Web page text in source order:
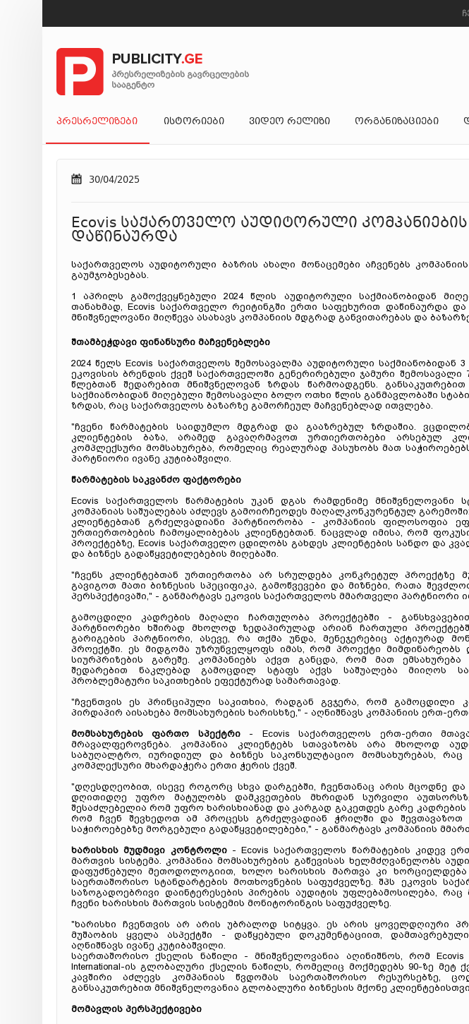
ᲞᲠᲔᲡᲠᲔᲚᲘᲖᲔᲑᲘ ᲘᲡᲢᲝᲠᲘᲔᲑᲘ ᲕᲘᲓᲔᲝ ᲠᲔᲚᲘᲖᲘ ᲝᲠᲒᲐᲜᲘᲖᲐᲪᲘᲔᲑᲘ
30/04/2025
Ecovis საქართველო აუდიტორული
დაწინაურდა
საქართველოს აუდიტორული ბაზრის ახალი მონაცემები აჩვენებს
გაუმჯობესებას.
1 აპრილს გამოქვეყნებული 2024 წლის აუდიტორული საქმიანობიდან
თანახმად, Ecovis საქართველო რეიტინგში ერთი საფეხურით დაწინაურდა
მნიშვნელოვანი მიღწევა ასახავს კომპანიის მდგრად განვითარებას და
შთამბეჭდავი ფინანსური მაჩვენებლები
2024 წელს Ecovis საქართველოს შემოსავალმა აუდიტორული
ეკოვისის ბრენდის ქვეშ საქართველოში გენერირებული ჯამური შემოსავალი
წლებთან შედარებით მნიშვნელოვან ზრდას წარმოადგენს.
საქმიანობიდან მიღებული შემოსავალი ბოლო ოთხი წლის განმავლობაში
ზრდას, რაც საქართველოს ბაზარზე გამორჩეულ მაჩვენებლად ითვლება.
"ჩვენი წარმატების საიდუმლო მდგრად და გააზრებულ ზრდაშია.
კლიენტების ბაზა, არამედ გავაღრმავოთ ურთიერთობები არსებულ
კომპლექსური მომსახურება, რომელიც რეალურად პასუხობს მათ
პარტნიორი ივანე კუტიბაშვილი.
წარმატების საკვანძო ფაქტორები
Ecovis საქართველოს წარმატების უკან დგას რამდენიმე მნიშვნელოვანი
კომპანიას საშუალებას აძლევს გამოირჩეოდეს მაღალკონკურენტულ გარემოში:
კლიენტებთან გრძელვადიანი პარტნიორობა - კომპანიის ფილოსოფია
ურთიერთობების ჩამოყალიბებას კლიენტებთან. ნაცვლად იმისა, რომ
პროექტებზე, Ecovis საქართველო ცდილობს გახდეს კლიენტების სანდო და
და ბიზნეს გადაწყვეტილებების მიღებაში.
"ჩვენს კლიენტებთან ურთიერთობა არ სრულდება კონკრეტულ პროექტზე
გავიგოთ მათი ბიზნესის სპეციფიკა, გამოწვევები და მიზნები, რათა
პერსპექტივაში," - განმარტავს ეკოვის საქართველოს მმართველი პარტნიორი
გამოცდილი კადრების მაღალი ჩართულობა პროექტებში -
პარტნიორები ხშირად მხოლოდ ზედაპირულად არიან ჩართული
გარიგების პარტნიორი, ასევე, რა თქმა უნდა, მენეჯერებიც აქტიურად
პროექტში. ეს მიდგომა უზრუნველყოფს იმას, რომ პროექტი მიმდინარეობს
სიურპრიზების გარეშე. კომპანიებს აქვთ განცდა, რომ მათ
შედარებით ნაკლებად გამოცდილ სტაფს აქვს საშუალება მიიღოს
პრობლემატური საკითხების ეფექტურად სამართავად.
"ჩვენთვის ეს პრინციპული საკითხია, რადგან გვჯერა, რომ გამოცდილი
პირდაპირ აისახება მომსახურების ხარისხზე," - აღნიშნავს კომპანიის ერთ-
მომსახურების ფართო სპექტრი- Ecovis საქართველოს ერთ-ერთი
მრავალფეროვნება. კომპანია კლიენტებს სთავაზობს არა მხოლოდ
საბუღალტრო, იურიდიულ და ბიზნეს საკონსულტაციო მომსახურებას,
კომპლექსური მხარდაჭერა ერთი ჭერის ქვეშ.
"დღესდღეობით, ისევე როგორც სხვა დარგებში, ჩვენთანაც არის მცოდნე
დღითიდღე უფრო მატულობს დამკვეთების მხრიდან სურვილი
შესაძლებელია რომ უფრო ხარისხიანად და კარგად გაკეთდეს გარე
რომ ჩვენ შევხედოთ ამ პროცესს გრძელვადიან ჭრილში და შევთავაზოთ
საჭიროებებზე მორგებული გადაწყვეტილებები," - განმარტავს კომპანიის
ხარისხის მუდმივი კონტროლი- Ecovis საქართველოს წარმატების კიდევ
მართვის სისტემა. კომპანია მომსახურების გაწევისას ხელმძღვანელობს
დაფუძნებული მეთოდოლოგიით, ხოლო ხარისხის მართვა კი ხორციელდება
საერთაშორისო სტანდარტების მოთხოვნების საფუძველზე. შპს ეკოვის
საზოგადოებრივი დაინტერესების პირების აუდიტის უფლებამოსილება,
ჩვენი ხარისხის მართვის სისტემის მონიტორინგის საფუძველზე.
"ხარისხი ჩვენთვის არ არის უბრალოდ სიტყვა. ეს არის ყოველდღიური
მუშაობის ყველა ასპექტში - დაწყებული დოკუმენტაციით,
აღნიშნავს ივანე კუტიბაშვილი.
საერთაშორისო ქსელის ნაწილი - მნიშვნელოვანია აღინიშნოს, რომ
International-ის გლობალური ქსელის ნაწილს, რომელიც მოქმედებს 90-ზე მეტ
კავშირი აძლევს კომპანიას წვდომას საერთაშორისო რესურსებზე,
განსაკუთრებით მნიშვნელოვანია გლობალური ბიზნესის მქონე
მომავლის პერსპექტივები